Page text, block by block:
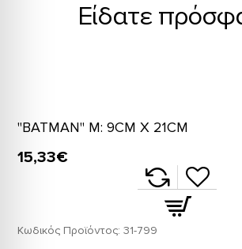
Είδατε
Κωδικός Προϊόντος: 31-799
"BATMAN" M: 9CM X 21CM
15,33€